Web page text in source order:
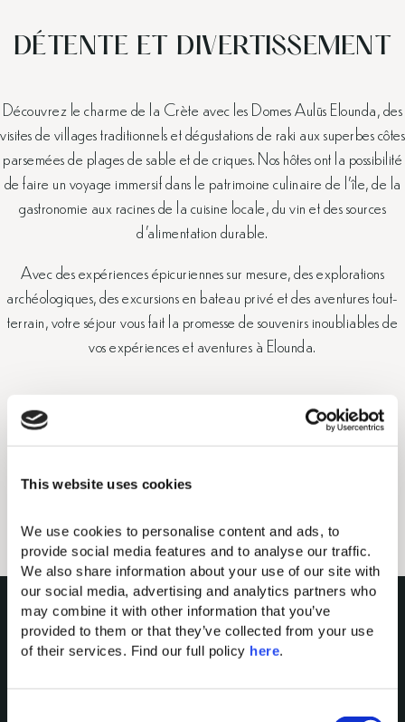
This website uses cookies
We use cookies to personalise content and ads, to
provide social media features and to analyse our traffic.
We also share information about your use of our site with
our social media, advertising and analytics partners who
may combine it with other information that you’ve
provided to them or that they’ve collected from your use
of their services. Find our full policy here.
DÉTENTE ET DIVERTISSEMENT
Découvrez le charme de la Crète avec les Domes Aulūs Elounda, des
visites de villages traditionnels et dégustations de raki aux superbes côtes
parsemées de plages de sable et de criques. Nos hôtes ont la possibilité
de faire un voyage immersif dans le patrimoine culinaire de l’île, de la
gastronomie aux racines de la cuisine locale, du vin et des sources
d’alimentation durable.
Avec des expériences épicuriennes sur mesure, des explorations
archéologiques, des excursions en bateau privé et des aventures tout-
terrain, votre séjour vous fait la promesse de souvenirs inoubliables de
vos expériences et aventures à Elounda.
LES MERVEILLES DE CRÈTE
CULTURE CRÉTOISE ECO-ACTION